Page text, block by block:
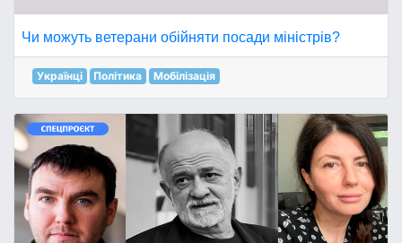
Чи можуть ветерани обійняти посади міністрів?
Українці Політика Мобілізація